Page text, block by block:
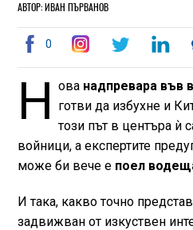
АВТОР: ИВАН ПЪРВАНОВ
0
Н ова надпревара във
готви да избухне и
този път в центъра ѝ
войници, а експертите
може би вече е поел
И така, какво точно
задвижван от изкуствен